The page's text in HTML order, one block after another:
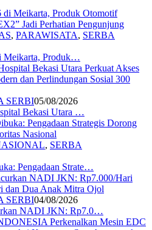
, PARAWISATA, SERBA
Meikarta, Produk…
SERBI05/08/2026
Bekasi Utara …
, SERBA
Pengadaan Strate…
SERBI04/08/2026
NADI JKN: Rp7.0…